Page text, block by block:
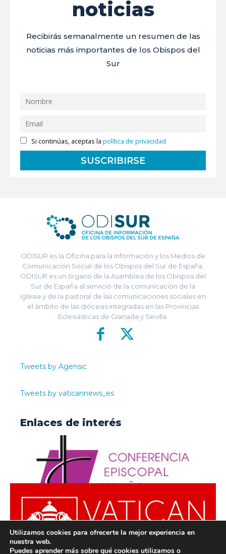
noticias
Recibirás semanalmente un resumen de las
noticias más importantes de los Obispos del
Sur
Si continúas, aceptas lapolítica de privacidad
ODISUR es la Oficina para la Información y los Medios de
Comunicación Social de los Obispos del Sur de España.
ODISUR es un órgano de la Asamblea de los Obispos del
Sur de España al servicio de la comunicación de la
Iglesia y de la pastoral de las comunicaciones sociales en
el ámbito de las diócesis integradas en las Provincias
Eclesiásticas de Granada y Sevilla.
Tweets by Agensic
Tweets by vaticannews_es
Enlaces de interés
Utilizamos cookies para ofrecerte la mejor experiencia en
nuestra web.
Puedes aprender más sobre qué cookies utilizamos o